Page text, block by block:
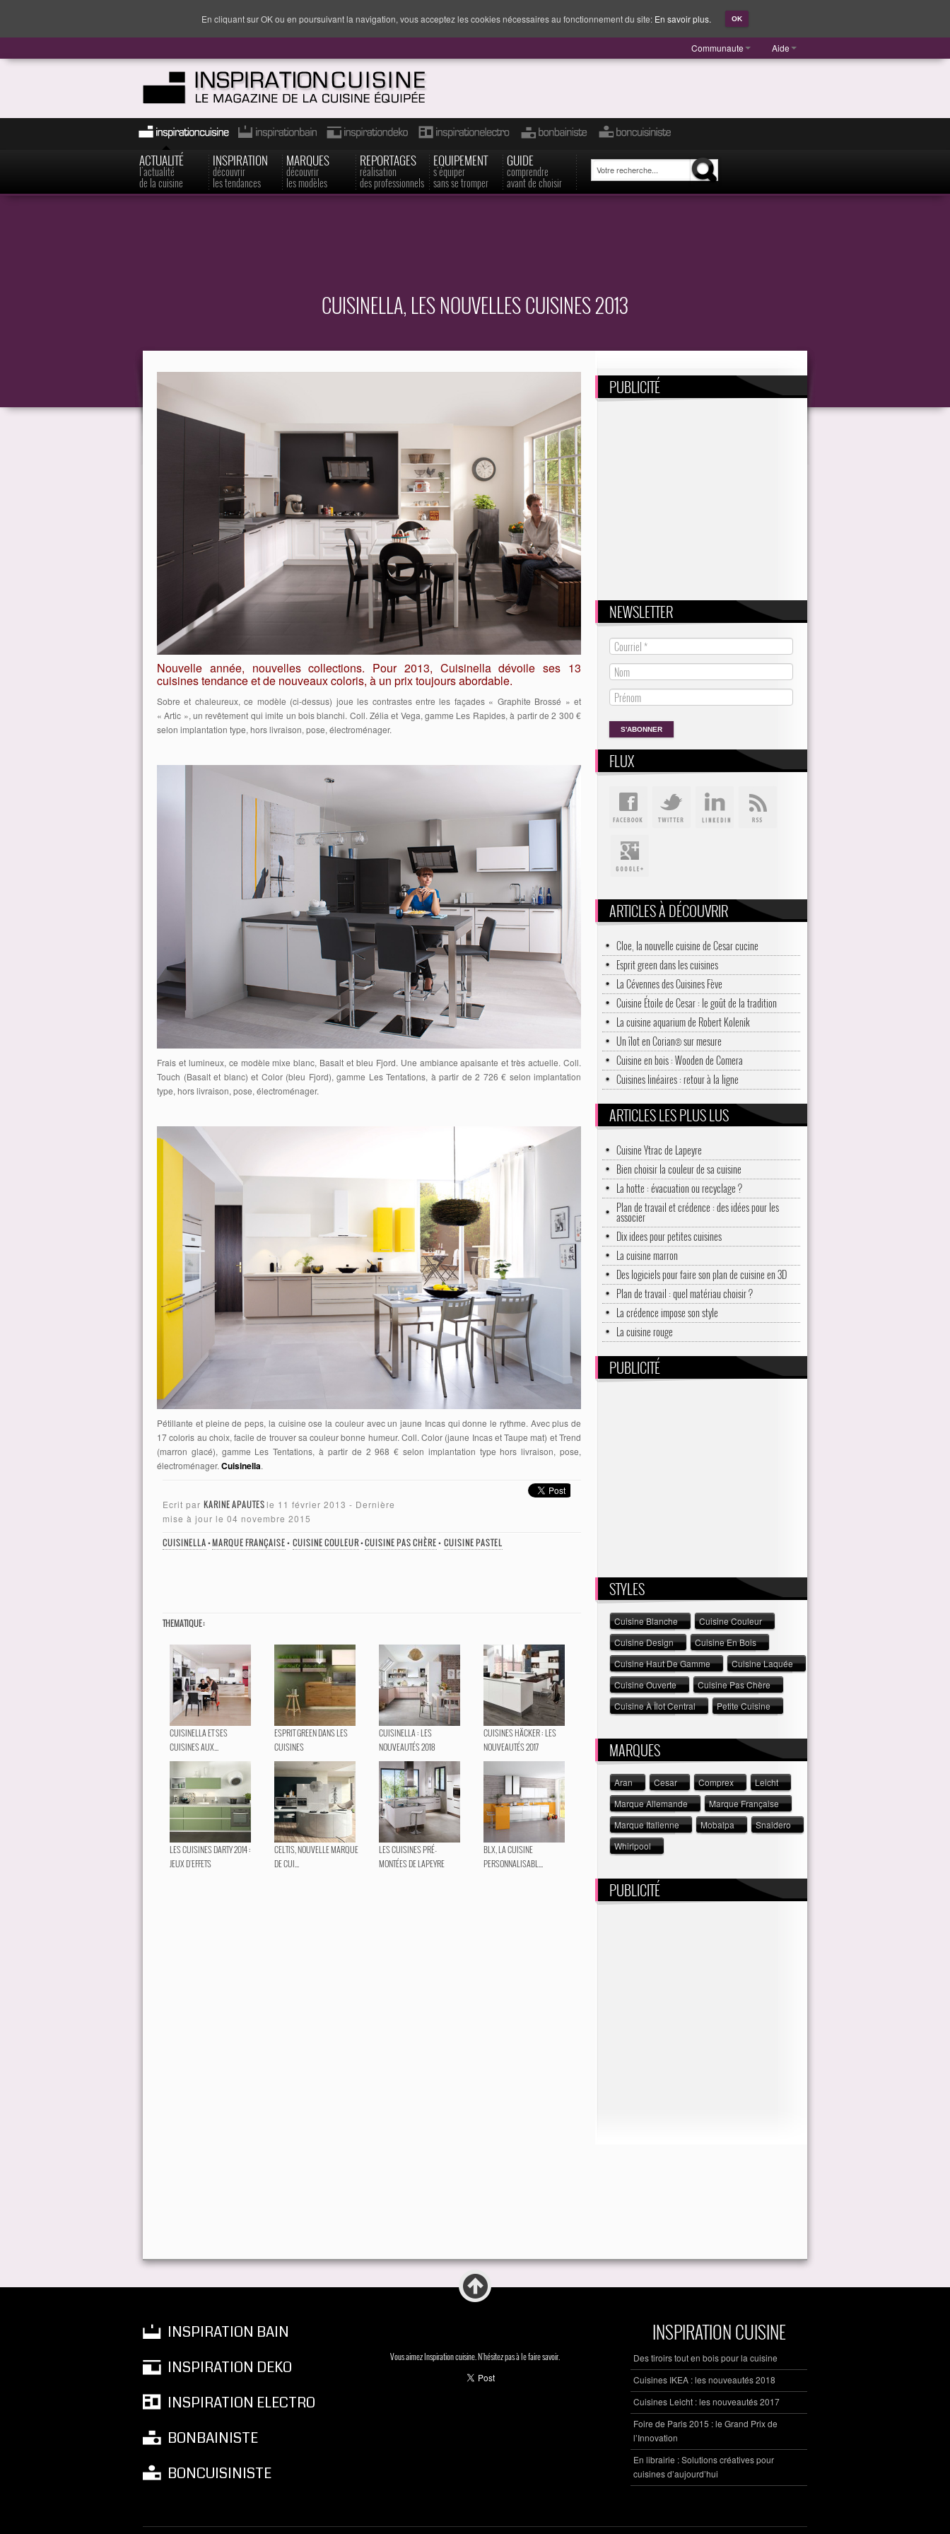
Communaute Aide
ACTUALITÉ
l'actualité
de la cuisine
INSPIRATION
découvrir
les tendances
MARQUES
découvrir
les modèles
REPORTAGES
réalisation
des professionnels
EQUIPEMENT
s'équiper
sans se tromper
GUIDE
comprendre
avant de choisir
CUISINELLA, LES NOUVELLES CUISINES 2013
Nouvelle année, nouvelles collections. Pour 2013, Cuisinella dévoile ses 13
cuisines tendance et de nouveaux coloris, à un prix toujours abordable.
Sobre et chaleureux, ce modèle (ci-dessus) joue les contrastes entre les façades « Graphite Brossé » et
« Artic », un revêtement qui imite un bois blanchi. Coll. Zélia et Vega, gamme Les Rapides, à partir de 2 300 €
selon implantation type, hors livraison, pose, électroménager.
Frais et lumineux, ce modèle mixe blanc, Basalt et bleu Fjord. Une ambiance apaisante et très actuelle. Coll.
Touch (Basalt et blanc) et Color (bleu Fjord), gamme Les Tentations, à partir de 2 726 € selon implantation
type, hors livraison, pose, électroménager.
Pétillante et pleine de peps, la cuisine ose la couleur avec un jaune Incas qui donne le rythme. Avec plus de
17 coloris au choix, facile de trouver sa couleur bonne humeur. Coll. Color (jaune Incas et Taupe mat) et Trend
(marron glacé), gamme Les Tentations, à partir de 2 968 € selon implantation type hors livraison, pose,
électroménager. Cuisinella.
Ecrit par KARINE APAUTES le 11 février 2013 - Dernière
mise à jour le 04 novembre 2015
CUISINELLA•MARQUE FRANÇAISE• CUISINE COULEUR•CUISINE PAS CHÈRE• CUISINE PASTEL
THEMATIQUE :
CUISINELLA ET SES
CUISINES AUX...
ESPRIT GREEN DANS LES
CUISINES
CUISINELLA : LES
NOUVEAUTÉS 2018
CUISINES HÄCKER : LES
NOUVEAUTÉS 2017
LES CUISINES DARTY 2014 :
JEUX D'EFFETS
CELTIS, NOUVELLE MARQUE
DE CUI...
LES CUISINES PRÉ-
MONTÉES DE LAPEYRE
BLX, LA CUISINE
PERSONNALISABL...
PUBLICITÉ
NEWSLETTER
FLUX
ARTICLES À DÉCOUVRIR
Cloe, la nouvelle cuisine de Cesar cucine
Esprit green dans les cuisines
La Cévennes des Cuisines Fève
Cuisine Étoile de Cesar : le goût de la tradition
La cuisine aquarium de Robert Kolenik
Un îlot en Corian® sur mesure
Cuisine en bois : Wooden de Comera
Cuisines linéaires : retour à la ligne
ARTICLES LES PLUS LUS
Cuisine Ytrac de Lapeyre
Bien choisir la couleur de sa cuisine
La hotte : évacuation ou recyclage ?
Plan de travail et crédence : des idées pour les
associer
Dix idees pour petites cuisines
La cuisine marron
Des logiciels pour faire son plan de cuisine en 3D
Plan de travail : quel matériau choisir ?
La crédence impose son style
La cuisine rouge
PUBLICITÉ
STYLES
Cuisine Blanche
Cuisine Couleur
Cuisine Design
Cuisine En Bois
Cuisine Haut De Gamme
Cuisine Laquée
Cuisine Ouverte
Cuisine Pas Chère
Cuisine À Îlot Central
Petite Cuisine
MARQUES
Aran Cesar Comprex
Leicht
Marque Allemande
Marque Française
Marque Italienne
Mobalpa
Snaidero
Whirlpool
PUBLICITÉ
INSPIRATION BAIN
INSPIRATION DEKO
INSPIRATION ELECTRO
BONBAINISTE
BONCUISINISTE
Vous aimez Inspiration cuisine. N'hésitez pas à le faire savoir.
INSPIRATION CUISINE
Des tiroirs tout en bois pour la cuisine
Cuisines IKEA : les nouveautés 2018
Cuisines Leicht : les nouveautés 2017
Foire de Paris 2015 : le Grand Prix de
l’Innovation
En librairie : Solutions créatives pour
cuisines d’aujourd’hui
En cliquant sur OK ou en poursuivant la navigation, vous acceptez les cookies nécessaires au fonctionnement du site: En savoir plus. OK